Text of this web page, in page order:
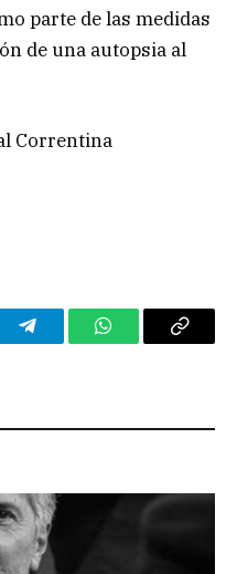
parte de las medidas
de una autopsia al
Correntina
TelegramWhatsAppCopy